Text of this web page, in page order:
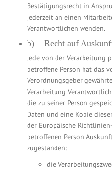
Bestätigungsrecht in
jederzeit an einen
Verantwortlichen wenden.
b) Recht auf
Jede von der Verarbeitung
betroffene Person hat das
Verordnungsgeber
Verarbeitung
die zu seiner Person
Daten und eine Kopie
der Europäische
betroffenen Person
zugestanden:
die